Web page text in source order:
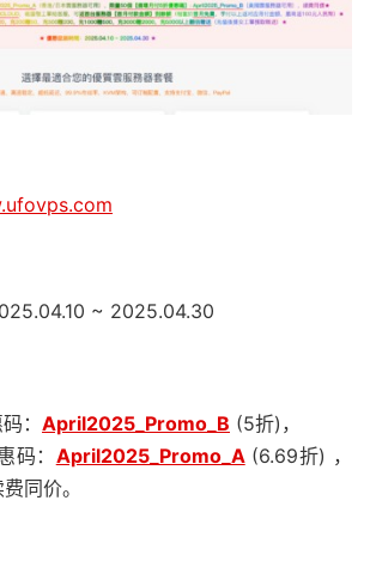
~ 2025.04.30
： April2025_Promo_B (5折)，
码： April2025_Promo_A (6.69折) ，
同价。